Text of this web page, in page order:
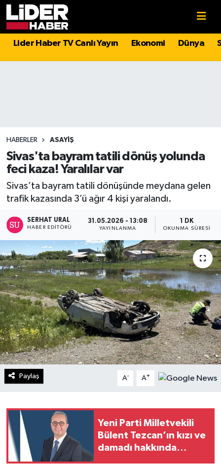
Lider Haber TV Canlı Yayın Ekonomi Dünya
HABERLER ASAYIŞ
Sivas'ta bayram tatili dönüş yolunda
feci kaza! Yaralılar var
Sivas’ta bayram tatili dönüşünde meydana gelen
trafik kazasında 3’ü ağır 4 kişi yaralandı.
SERHAT URAL
HABER EDITÖRÜ
31.05.2026 - 13:08
YAYINLANMA
1 DK
OKUNMA SÜRESI
Paylaş A- A+
Yeni Parti Milletvekili
Bülent Tezcan’ın kızı ve
damadı hakkında
Politika
Magazin
Spor
Sağlık
Turizm
Kültür - Sanat
Lider Haber TV Canlı Yayın izle
Hava Durumu
Süper Lig Puan Durumu ve Fikstür
Tüm Manşetler
Son Dakika Haberleri